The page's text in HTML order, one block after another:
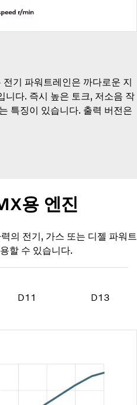
기 파워트레인은 까다로운 지
니다. 즉시 높은 토크, 저소음 작
특징이 있습니다. 출력 버전은
용 엔진
의 전기, 가스 또는 디젤 파워트
할 수 있습니다.
D11 D13